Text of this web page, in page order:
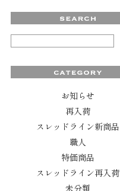
お知らせ
再入荷
スレッドライン新商品
職人
特価商品
スレッドライン再入荷
未分類